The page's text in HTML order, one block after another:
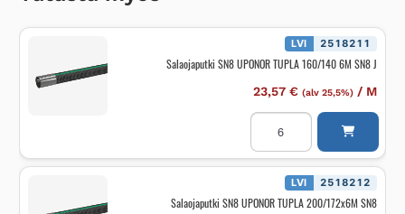
LVI 2518211
Salaojaputki SN8 UPONOR TUPLA 160/140 6M SN8 J
23,57 € (alv 25,5%)/ M
Salaojaputki
TUPLA
160/140
J
LVI 2518212
Salaojaputki SN8 UPONOR TUPLA 200/172x6M SN8